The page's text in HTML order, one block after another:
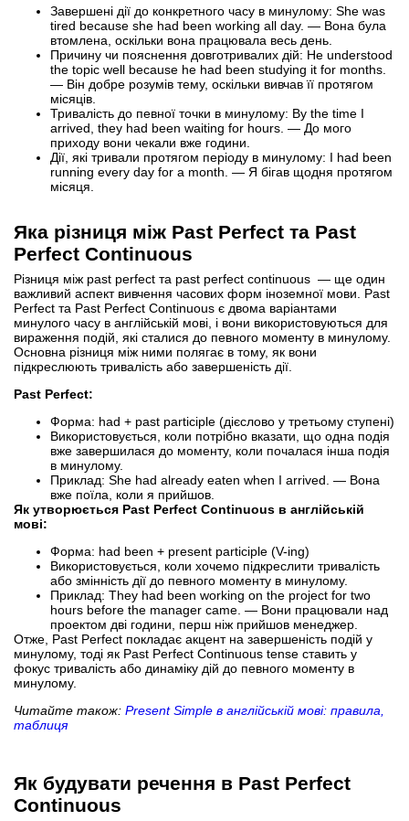
Завершені дії до конкретного часу в минулому: She was
tired because she had been working all day. — Вона була
втомлена, оскільки вона працювала весь день.
Причину чи пояснення довготривалих дій: He understood
the topic well because he had been studying it for months.
— Він добре розумів тему, оскільки вивчав її протягом
місяців.
Тривалість до певної точки в минулому: By the time I
arrived, they had been waiting for hours. — До мого
приходу вони чекали вже години.
Дії, які тривали протягом періоду в минулому: I had been
running every day for a month. — Я бігав щодня протягом
місяця.
Яка різниця між Past Perfect та Past
Perfect Continuous
Різниця між past perfect та past perfect continuous — ще один
важливий аспект вивчення часових форм іноземної мови. Past
Perfect та Past Perfect Continuous є двома варіантами
минулого часу в англійській мові, і вони використовуються для
вираження подій, які сталися до певного моменту в минулому.
Основна різниця між ними полягає в тому, як вони
підкреслюють тривалість або завершеність дії.
Past Perfect:
Форма: had + past participle (дієслово у третьому ступені)
Використовується, коли потрібно вказати, що одна подія
вже завершилася до моменту, коли почалася інша подія
в минулому.
Приклад: She had already eaten when I arrived. — Вона
вже поїла, коли я прийшов.
Як утворюється Past Perfect Continuous в англійській
мові:
Форма: had been + present participle (V-ing)
Використовується, коли хочемо підкреслити тривалість
або змінність дії до певного моменту в минулому.
Приклад: They had been working on the project for two
hours before the manager came. — Вони працювали над
проектом дві години, перш ніж прийшов менеджер.
Отже, Past Perfect покладає акцент на завершеність подій у
минулому, тоді як Past Perfect Continuous tense ставить у
фокус тривалість або динаміку дій до певного моменту в
минулому.
Читайте також: Present Simple в англійській мові: правила,
таблиця
Як будувати речення в Past Perfect
Continuous